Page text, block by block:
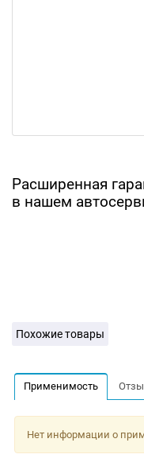
Расширенная
в нашем
Похожие товары
Применимость
Нет информации о